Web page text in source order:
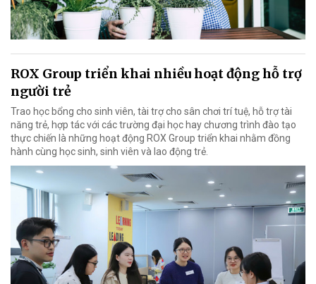
ROX Group triển khai nhiều hoạt động hỗ trợ
người trẻ
Trao học bổng cho sinh viên, tài trợ cho sân chơi trí tuệ, hỗ trợ tài
năng trẻ, hợp tác với các trường đại học hay chương trình đào tạo
thực chiến là những hoạt động ROX Group triển khai nhằm đồng
hành cùng học sinh, sinh viên và lao động trẻ.